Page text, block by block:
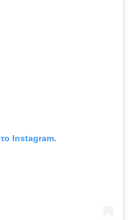
Instagram.